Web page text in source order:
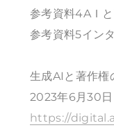
参考資料4AＩ
参考資料5イン
生成AIと著作
2023年6月30日
https://